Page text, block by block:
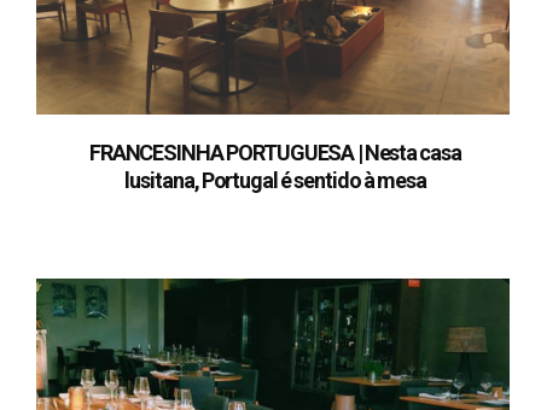
FRANCESINHA PORTUGUESA | Nesta casa
lusitana, Portugal é sentido à mesa